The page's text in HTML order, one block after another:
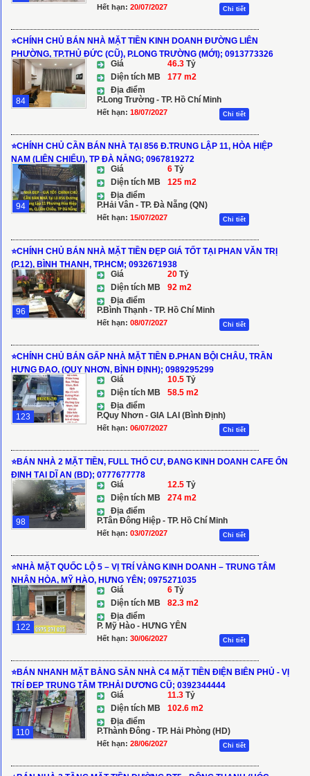
Hết hạn: 20/07/2027 Chi tiết
⭐️CHÍNH CHỦ BÁN NHÀ MẶT TIỀN KINH DOANH ĐƯỜNG LIÊN
PHƯỜNG, TP.THỦ ĐỨC (CŨ), P.LONG TRƯỜNG (MỚI); 0913773326
84
Giá 46.3 Tỷ
Diện tích MB
177 m2
Địa điểm
P.Long Trường - TP. Hồ Chí Minh
Hết hạn: 18/07/2027 Chi tiết
⭐️CHÍNH CHỦ CẦN BÁN NHÀ TẠI 856 Đ.TRUNG LẬP 11, HÒA HIỆP
NAM (LIÊN CHIỂU), TP ĐÀ NẴNG; 0967819272
94
Giá 6 Tỷ
Diện tích MB
125 m2
Địa điểm
P.Hải Vân - TP. Đà Nẵng (QN)
Hết hạn: 15/07/2027 Chi tiết
⭐️CHÍNH CHỦ BÁN NHÀ MẶT TIỀN ĐẸP GIÁ TỐT TẠI PHAN VĂN TRỊ
(P.12), BÌNH THẠNH, TP.HCM; 0932671938
96
Giá 20 Tỷ
Diện tích MB
92 m2
Địa điểm
P.Bình Thạnh - TP. Hồ Chí Minh
Hết hạn: 08/07/2027 Chi tiết
⭐️CHÍNH CHỦ BÁN GẤP NHÀ MẶT TIỀN Đ.PHAN BỘI CHÂU, TRẦN
HƯNG ĐẠO, (QUY NHƠN, BÌNH ĐỊNH); 0989295299
123
Giá 10.5 Tỷ
Diện tích MB
58.5 m2
Địa điểm
P.Quy Nhơn - GIA LAI (Bình Định)
Hết hạn: 06/07/2027 Chi tiết
⭐️BÁN NHÀ 2 MẶT TIỀN, FULL THỔ CƯ, ĐANG KINH DOANH CAFE ỔN
ĐỊNH TẠI DĨ AN (BD); 0777677778
98
Giá 12.5 Tỷ
Diện tích MB
274 m2
Địa điểm
P.Tân Đông Hiệp - TP. Hồ Chí Minh
Hết hạn: 03/07/2027 Chi tiết
⭐NHÀ MẶT QUỐC LỘ 5 – VỊ TRÍ VÀNG KINH DOANH – TRUNG TÂM
NHÂN HÒA, MỸ HÀO, HƯNG YÊN; 0975271035
122
Giá 6 Tỷ
Diện tích MB
82.3 m2
Địa điểm
P. Mỹ Hào - HƯNG YÊN
Hết hạn: 30/06/2027 Chi tiết
⭐BÁN NHANH MẶT BẰNG SẴN NHÀ C4 MẶT TIỀN ĐIỆN BIÊN PHỦ - VỊ
TRÍ ĐẸP TRUNG TÂM TP.HẢI DƯƠNG CŨ; 0392344444
110
Giá 11.3 Tỷ
Diện tích MB
102.6 m2
Địa điểm
P.Thành Đông - TP. Hải Phòng (HD)
Hết hạn: 28/06/2027 Chi tiết